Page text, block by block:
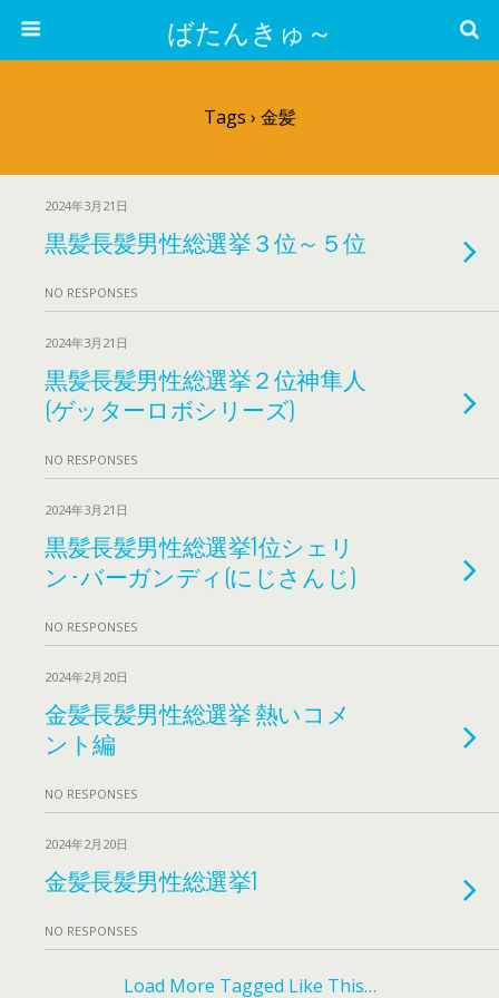
ばたんきゅ～
Tags › 金髪
2024年3月21日
黒髪長髪男性総選挙３位～５位
NO RESPONSES
2024年3月21日
黒髪長髪男性総選挙２位神隼人
(ゲッターロボシリーズ)
NO RESPONSES
2024年3月21日
黒髪長髪男性総選挙1位シェリ
ン･バーガンディ(にじさんじ)
NO RESPONSES
2024年2月20日
金髪長髪男性総選挙 熱いコメ
ント編
NO RESPONSES
2024年2月20日
金髪長髪男性総選挙1
NO RESPONSES
Load More Tagged Like This…